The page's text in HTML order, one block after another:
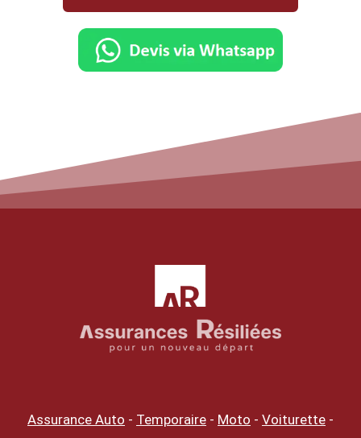
Assurance Auto - Temporaire - Moto - Voiturette -